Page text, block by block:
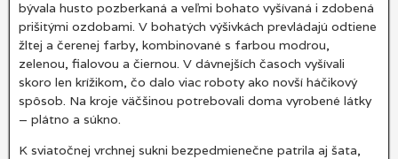
bývala husto pozberkaná a veľmi bohato vyšívaná i zdobená
prišitými ozdobami. V bohatých výšivkách prevládajú odtiene
žltej a čerenej farby, kombinované s farbou modrou,
zelenou, fialovou a čiernou. V dávnejších časoch vyšívali
skoro len krížikom, čo dalo viac roboty ako novší háčikový
spôsob. Na kroje väčšinou potrebovali doma vyrobené látky
– plátno a súkno.
K sviatočnej vrchnej sukni bezpedmienečne patrila aj šata,